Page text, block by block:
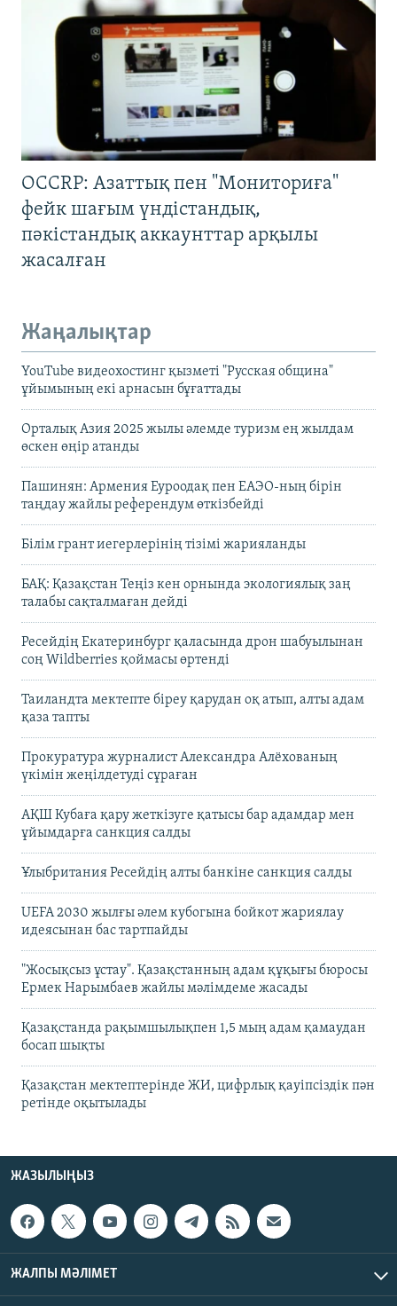
OCCRP: Азаттық пен "Мониториға"
фейк шағым үндістандық,
пәкістандық аккаунттар арқылы
жасалған
Жаңалықтар
YouTube видеохостинг қызметі "Русская община"
ұйымының екі арнасын бұғаттады
Орталық Азия 2025 жылы әлемде туризм ең жылдам
өскен өңір атанды
Пашинян: Армения Еуроодақ пен ЕАЭО-ның бірін
таңдау жайлы референдум өткізбейді
Білім грант иегерлерінің тізімі жарияланды
БАҚ: Қазақстан Теңіз кен орнында экологиялық заң
талабы сақталмаған дейді
Ресейдің Екатеринбург қаласында дрон шабуылынан
соң Wildberries қоймасы өртенді
Таиландта мектепте біреу қарудан оқ атып, алты адам
қаза тапты
Прокуратура журналист Александра Алёхованың
үкімін жеңілдетуді сұраған
АҚШ Кубаға қару жеткізуге қатысы бар адамдар мен
ұйымдарға санкция салды
Ұлыбритания Ресейдің алты банкіне санкция салды
UEFA 2030 жылғы әлем кубогына бойкот жариялау
идеясынан бас тартпайды
"Жосықсыз ұстау". Қазақстанның адам құқығы бюросы
Ермек Нарымбаев жайлы мәлімдеме жасады
Қазақстанда рақымшылықпен 1,5 мың адам қамаудан
босап шықты
Қазақстан мектептерінде ЖИ, цифрлық қауіпсіздік пән
ретінде оқытылады
ЖАЗЫЛЫҢЫЗ
ЖАЛПЫ МӘЛІМЕТ